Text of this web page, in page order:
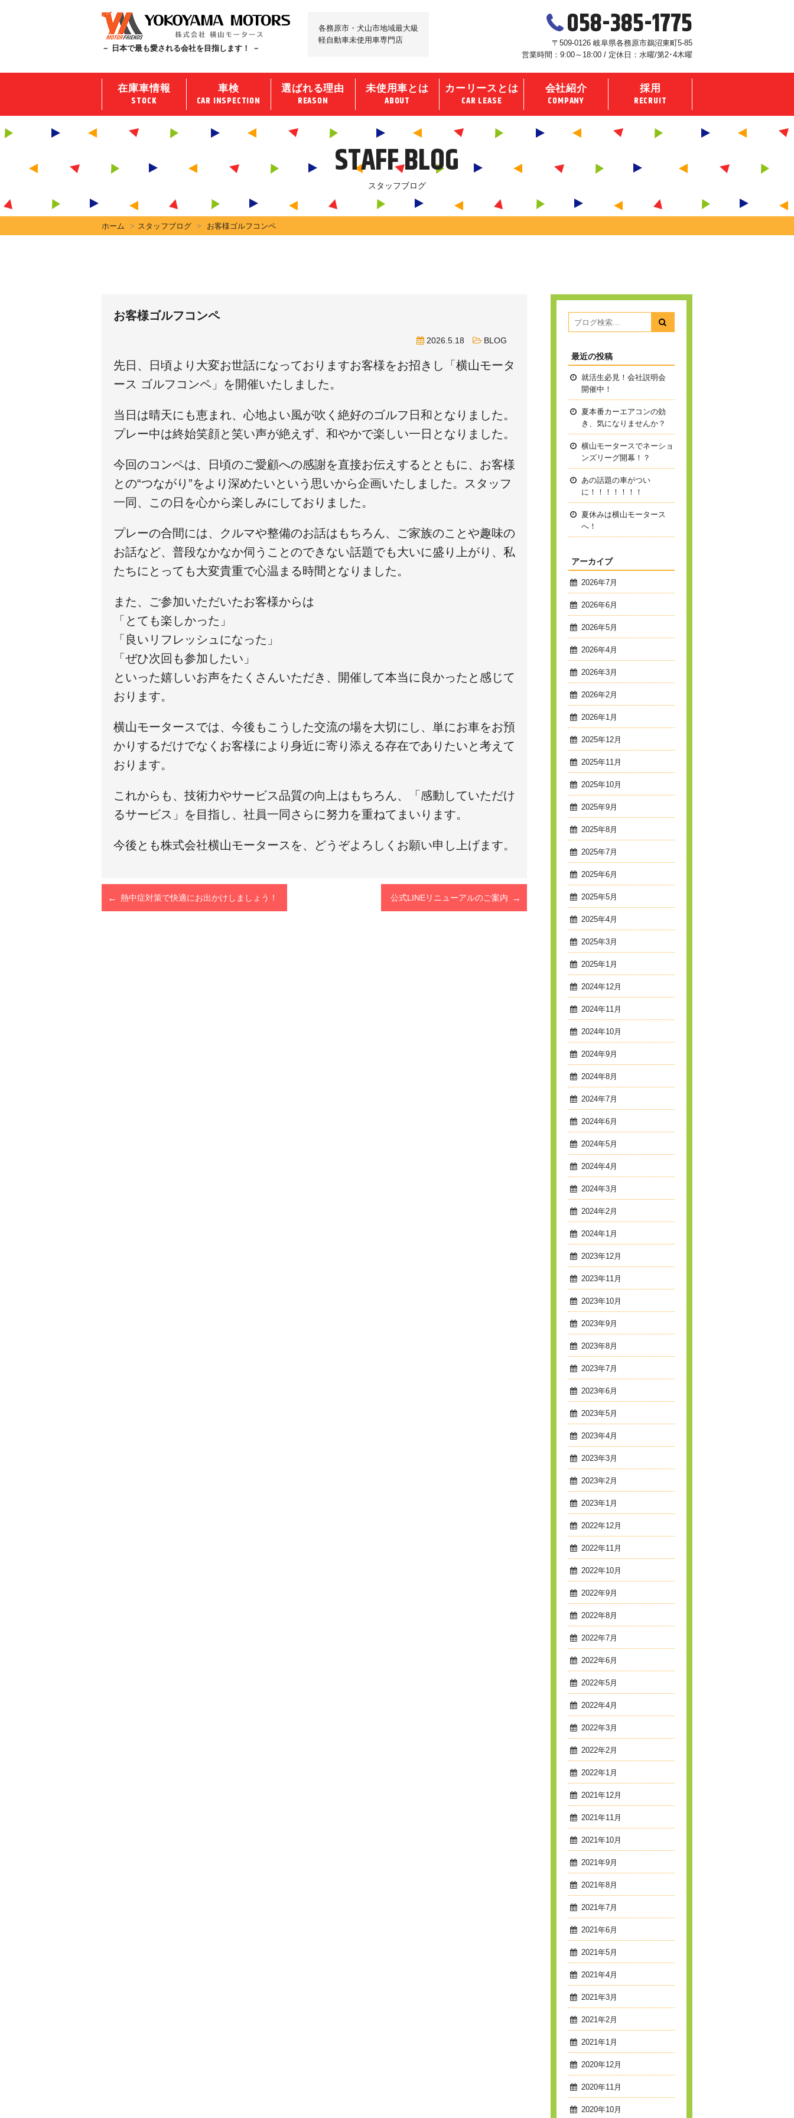
－ 日本で最も愛される会社を目指します！ －
各務原市・犬山市地域最大級
軽自動車未使用車専門店
058-385-1775
〒509-0126 岐阜県各務原市鵜沼東町5-85
営業時間：9:00～18:00 / 定休日：水曜/第2･4木曜
在庫車情報
STOCK
車検
CAR INSPECTION
選ばれる理由
REASON
未使用車とは
ABOUT
カーリースとは
CAR LEASE
会社紹介
COMPANY
採用
RECRUIT
STAFF BLOG
スタッフブログ
ホーム スタッフブログ お客様ゴルフコンペ
お客様ゴルフコンペ
2026.5.18 BLOG
先日、日頃より大変お世話になっておりますお客様をお招きし「横山モータ
ース ゴルフコンペ」を開催いたしました。
当日は晴天にも恵まれ、心地よい風が吹く絶好のゴルフ日和となりました。
プレー中は終始笑顔と笑い声が絶えず、和やかで楽しい一日となりました。
今回のコンペは、日頃のご愛顧への感謝を直接お伝えするとともに、お客様
との“つながり”をより深めたいという思いから企画いたしました。スタッフ
一同、この日を心から楽しみにしておりました。
プレーの合間には、クルマや整備のお話はもちろん、ご家族のことや趣味の
お話など、普段なかなか伺うことのできない話題でも大いに盛り上がり、私
たちにとっても大変貴重で心温まる時間となりました。
また、ご参加いただいたお客様からは
「とても楽しかった」
「良いリフレッシュになった」
「ぜひ次回も参加したい」
といった嬉しいお声をたくさんいただき、開催して本当に良かったと感じて
おります。
横山モータースでは、今後もこうした交流の場を大切にし、単にお車をお預
かりするだけでなくお客様により身近に寄り添える存在でありたいと考えて
おります。
これからも、技術力やサービス品質の向上はもちろん、「感動していただけ
るサービス」を目指し、社員一同さらに努力を重ねてまいります。
今後とも株式会社横山モータースを、どうぞよろしくお願い申し上げます。
熱中症対策で快適にお出かけしましょう！ 公式LINEリニューアルのご案内
最近の投稿
就活生必見！会社説明会
開催中！
夏本番カーエアコンの効
き、気になりませんか？
横山モータースでネーショ
ンズリーグ開幕！？
あの話題の車がつい
に！！！！！！！
夏休みは横山モータース
へ！
アーカイブ
2026年7月
2026年6月
2026年5月
2026年4月
2026年3月
2026年2月
2026年1月
2025年12月
2025年11月
2025年10月
2025年9月
2025年8月
2025年7月
2025年6月
2025年5月
2025年4月
2025年3月
2025年1月
2024年12月
2024年11月
2024年10月
2024年9月
2024年8月
2024年7月
2024年6月
2024年5月
2024年4月
2024年3月
2024年2月
2024年1月
2023年12月
2023年11月
2023年10月
2023年9月
2023年8月
2023年7月
2023年6月
2023年5月
2023年4月
2023年3月
2023年2月
2023年1月
2022年12月
2022年11月
2022年10月
2022年9月
2022年8月
2022年7月
2022年6月
2022年5月
2022年4月
2022年3月
2022年2月
2022年1月
2021年12月
2021年11月
2021年10月
2021年9月
2021年8月
2021年7月
2021年6月
2021年5月
2021年4月
2021年3月
2021年2月
2021年1月
2020年12月
2020年11月
2020年10月